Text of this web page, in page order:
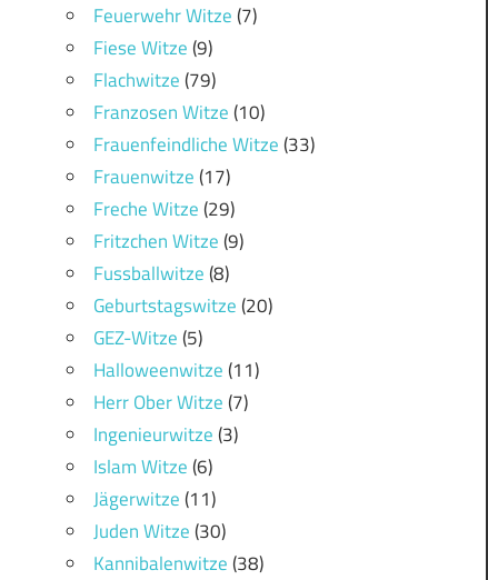
Feuerwehr Witze(7)
Fiese Witze(9)
Flachwitze(79)
Franzosen Witze(10)
Frauenfeindliche Witze(33)
Frauenwitze(17)
Freche Witze(29)
Fritzchen Witze(9)
Fussballwitze(8)
Geburtstagswitze(20)
GEZ-Witze(5)
Halloweenwitze(11)
Herr Ober Witze(7)
Ingenieurwitze(3)
Islam Witze(6)
Jägerwitze(11)
Juden Witze(30)
Kannibalenwitze(38)